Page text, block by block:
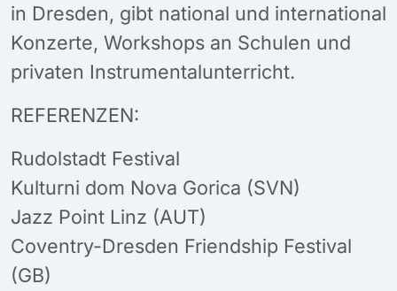
in Dresden, gibt national und international
Konzerte, Workshops an Schulen und
privaten Instrumentalunterricht.
REFERENZEN:
Rudolstadt Festival
Kulturni dom Nova Gorica (SVN)
Jazz Point Linz (AUT)
Coventry-Dresden Friendship Festival
(GB)